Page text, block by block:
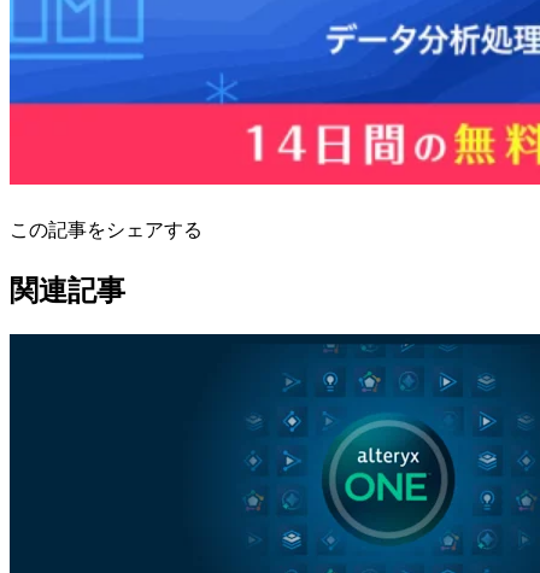
この記事をシェアする
関連記事